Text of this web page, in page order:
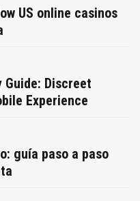
US online casinos
Guide: Discreet
Experience
guía paso a paso